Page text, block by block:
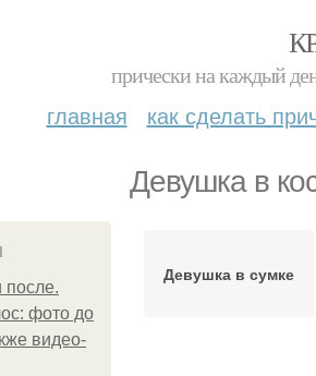
прически на каждый
главная как сделать
Девушка в
после.
фото до
видео-
Девушка в сумке